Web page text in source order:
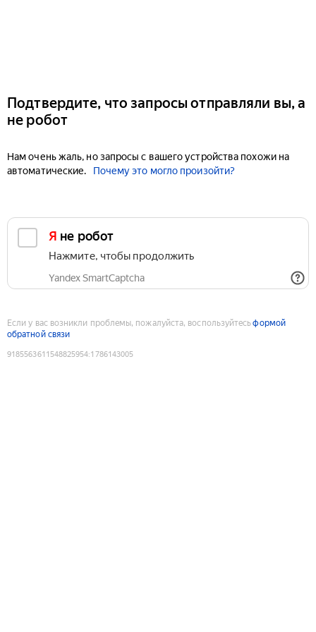
Подтвердите, что запросы отправляли вы, а
не робот
Нам очень жаль, но запросы с вашего устройства похожи на
автоматические.
Почему это могло произойти?
Я не робот
Нажмите, чтобы продолжить
Yandex SmartCaptcha
Если у вас возникли проблемы, пожалуйста, воспользуйтесьформой
обратной связи
9185563611548825954:1786143005